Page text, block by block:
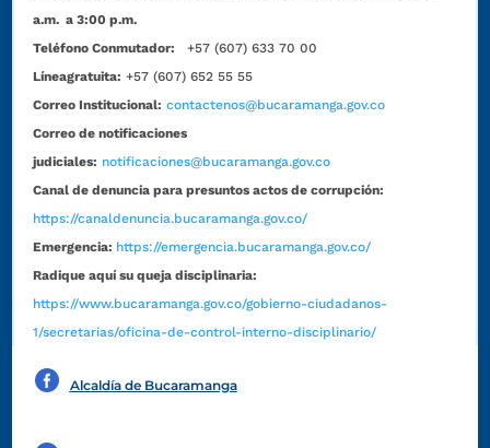
a.m. a 3:00 p.m.
Teléfono Conmutador:
+57 (607) 633 70 00
Líneagratuita: +57 (607) 652 55 55
Correo Institucional: contactenos@bucaramanga.gov.co
Correo de notificaciones
judiciales: notificaciones@bucaramanga.gov.co
Canal de denuncia para presuntos actos de corrupción:
https://canaldenuncia.bucaramanga.gov.co/
Emergencia: https://emergencia.bucaramanga.gov.co/
Radique aquí su queja disciplinaria:
https://www.bucaramanga.gov.co/gobierno-ciudadanos-
1/secretarias/oficina-de-control-interno-disciplinario/
Alcaldía de Bucaramanga